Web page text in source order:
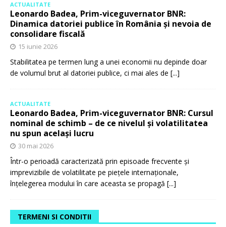
ACTUALITATE
Leonardo Badea, Prim-viceguvernator BNR:
Dinamica datoriei publice în România și nevoia de
consolidare fiscală
15 iunie 2026
Stabilitatea pe termen lung a unei economii nu depinde doar
de volumul brut al datoriei publice, ci mai ales de [...]
ACTUALITATE
Leonardo Badea, Prim-viceguvernator BNR: Cursul
nominal de schimb – de ce nivelul și volatilitatea
nu spun același lucru
30 mai 2026
Într-o perioadă caracterizată prin episoade frecvente și
imprevizibile de volatilitate pe piețele internaționale,
înțelegerea modului în care aceasta se propagă [...]
TERMENI SI CONDITII